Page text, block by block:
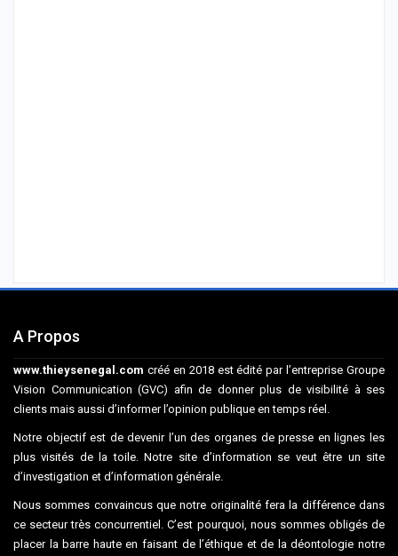
A Propos
www.thieysenegal.com créé en 2018 est édité par l’entreprise Groupe
Vision Communication (GVC) afin de donner plus de visibilité à ses
clients mais aussi d’informer l’opinion publique en temps réel.
Notre objectif est de devenir l’un des organes de presse en lignes les
plus visités de la toile. Notre site d’information se veut être un site
d’investigation et d’information générale.
Nous sommes convaincus que notre originalité fera la différence dans
ce secteur très concurrentiel. C’est pourquoi, nous sommes obligés de
placer la barre haute en faisant de l’éthique et de la déontologie notre